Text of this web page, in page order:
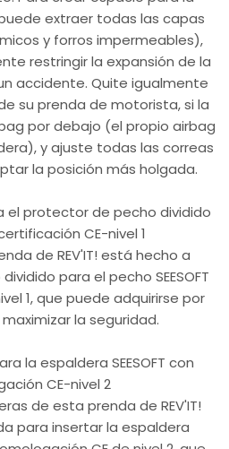
extraer todas las capas
y forros impermeables),
restringir la expansión de la
accidente. Quite igualmente
su prenda de motorista, si la
por debajo (el propio airbag
y ajuste todas las correas
la posición más holgada.
el protector de pecho dividido
CE-nivel 1
de REV'IT! está hecho a
para el pecho SEESOFT
1, que puede adquirirse por
la seguridad.
la espaldera SEESOFT con
CE-nivel 2
de esta prenda de REV'IT!
para insertar la espaldera